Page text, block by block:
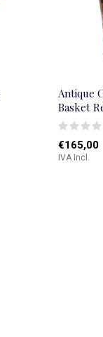
Antique
Basket
€165,00
IVA Incl.